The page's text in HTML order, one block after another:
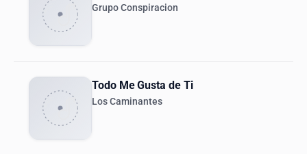
Grupo Conspiracion
Todo Me Gusta de Ti
Los Caminantes